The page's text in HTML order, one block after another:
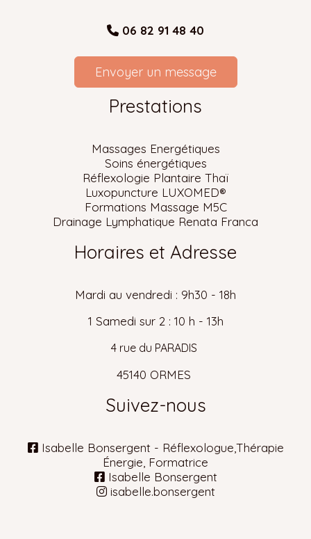
 06 82 91 48 40
Envoyer un message
Prestations
Massages Energétiques
Soins énergétiques
Réflexologie Plantaire Thaï
Luxopuncture LUXOMED®
Formations Massage M5C
Drainage Lymphatique Renata Franca
Horaires et Adresse
Mardi au vendredi : 9h30 - 18h
1 Samedi sur 2 : 10 h - 13h
4 rue du PARADIS
45140 ORMES
Suivez-nous
 Isabelle Bonsergent - Réflexologue,Thérapie
Énergie, Formatrice
 Isabelle Bonsergent
isabelle.bonsergent